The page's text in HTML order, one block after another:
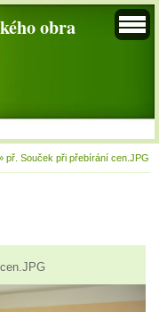
obra
př. Souček při přebírání cen.JPG